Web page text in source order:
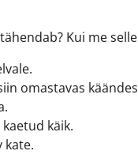
Kui me
omastavas käändes
käik.
kate.